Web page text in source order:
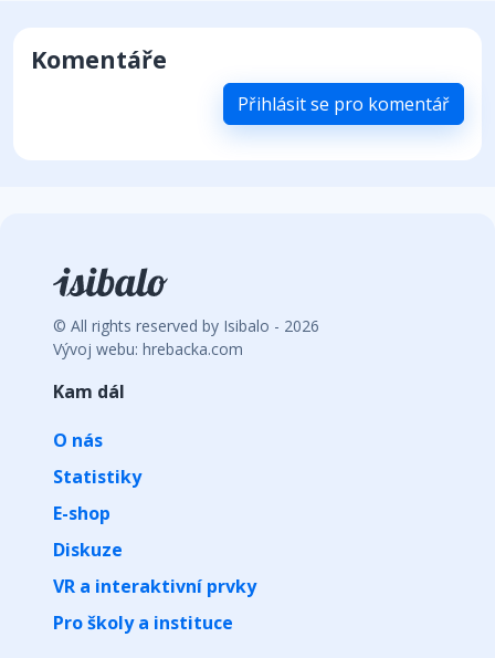
Komentáře
Přihlásit se pro komentář
© All rights reserved by Isibalo - 2026
Vývoj webu: hrebacka.com
Kam dál
O nás
Statistiky
E-shop
Diskuze
VR a interaktivní prvky
Pro školy a instituce